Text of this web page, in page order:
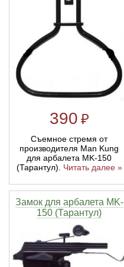
390 ₽
Съемное стремя от
производителя Man Kung
для арбалета MK-150
(Тарантул). Читать далее »
Замок для арбалета MK-
150 (Тарантул)